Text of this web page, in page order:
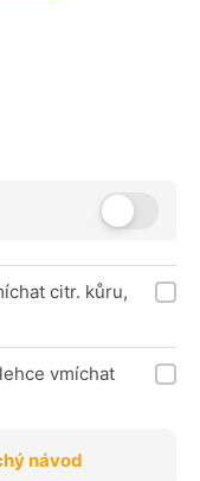
citr. kůru,
vmíchat
návod